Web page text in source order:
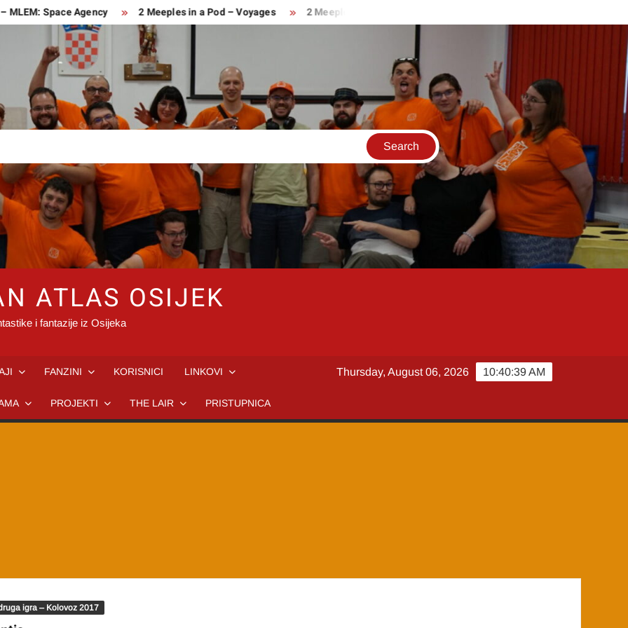
Space Agency 2 Meeples in a Pod – Voyages 2 Meeples in a Pod – 3 Ring Circus
ATLAS OSIJEK
i fantazije iz Osijeka
FANZINI KORISNICI LINKOVI
PROJEKTI THE LAIR PRISTUPNICA
10:40:40 AM
Thursday, August 06, 2026
igra – Kolovoz 2017